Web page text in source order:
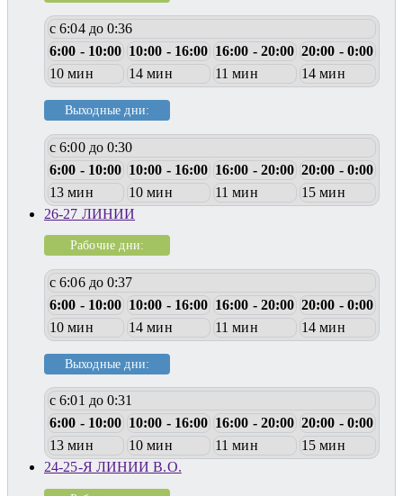
с 6:04 до 0:36
6:00 - 10:00 10:00 - 16:00 16:00 - 20:00 20:00 - 0:00
10 мин
14 мин 11 мин 14 мин
Выходные дни:
с 6:00 до 0:30
6:00 - 10:00 10:00 - 16:00 16:00 - 20:00 20:00 - 0:00
13 мин
10 мин 11 мин
15 мин
26-27 ЛИНИИ
Рабочие дни:
с 6:06 до 0:37
6:00 - 10:00 10:00 - 16:00 16:00 - 20:00 20:00 - 0:00
10 мин
14 мин 11 мин 14 мин
Выходные дни:
с 6:01 до 0:31
6:00 - 10:00 10:00 - 16:00 16:00 - 20:00 20:00 - 0:00
13 мин
10 мин 11 мин
15 мин
24-25-Я ЛИНИИ В.О.